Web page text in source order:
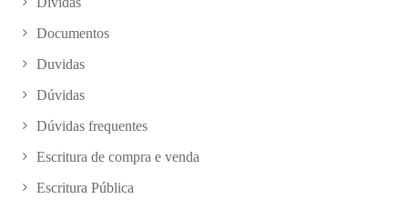
Documentos
Duvidas
Dúvidas
Dúvidas frequentes
Escritura de compra e venda
Escritura Pública